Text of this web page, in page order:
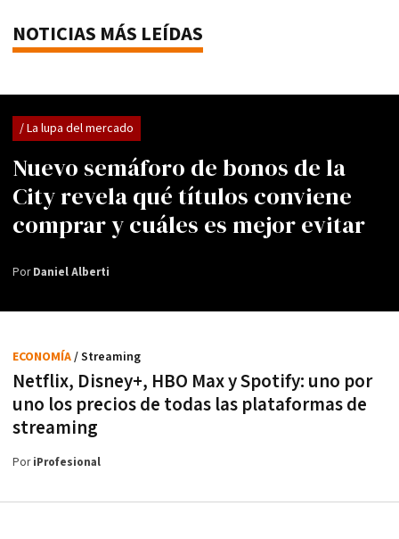
NOTICIAS MÁS LEÍDAS
Nuevo semáforo de bonos de la
City revela qué títulos conviene
comprar y cuáles es mejor evitar
/ La lupa del mercado
PorDaniel Alberti
Netflix, Disney+, HBO Max y Spotify: uno por
uno los precios de todas las plataformas de
streaming
ECONOMÍA/ Streaming
PoriProfesional